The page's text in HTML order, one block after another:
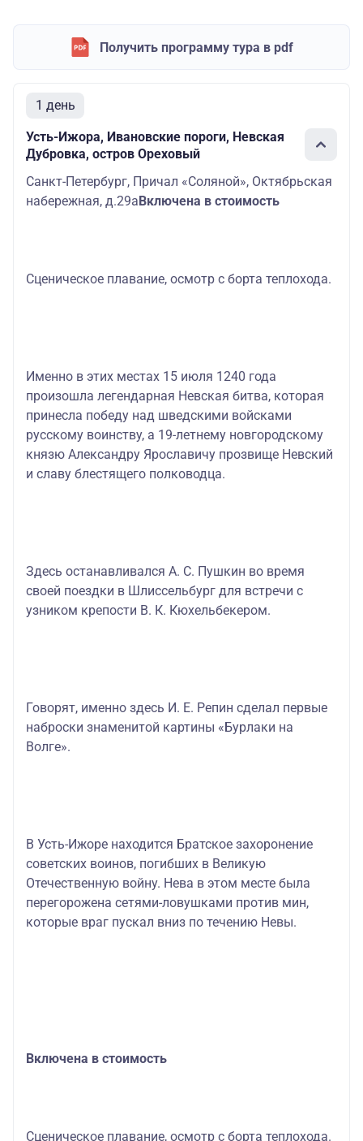
Получить программу тура в pdf
1 день
Усть-Ижора, Ивановские пороги, Невская
Дубровка, остров Ореховый
Санкт-Петербург, Причал «Соляной», Октябрьская
набережная, д.29аВключена в стоимость
Сценическое плавание, осмотр с борта теплохода.
Именно в этих местах 15 июля 1240 года
произошла легендарная Невская битва, которая
принесла победу над шведскими войсками
русскому воинству, а 19-летнему новгородскому
князю Александру Ярославичу прозвище Невский
и славу блестящего полководца.
Здесь останавливался А. С. Пушкин во время
своей поездки в Шлиссельбург для встречи с
узником крепости В. К. Кюхельбекером.
Говорят, именно здесь И. Е. Репин сделал первые
наброски знаменитой картины «Бурлаки на
Волге».
В Усть-Ижоре находится Братское захоронение
советских воинов, погибших в Великую
Отечественную войну. Нева в этом месте была
перегорожена сетями-ловушками против мин,
которые враг пускал вниз по течению Невы.
Включена в стоимость
Сценическое плавание, осмотр с борта теплохода.